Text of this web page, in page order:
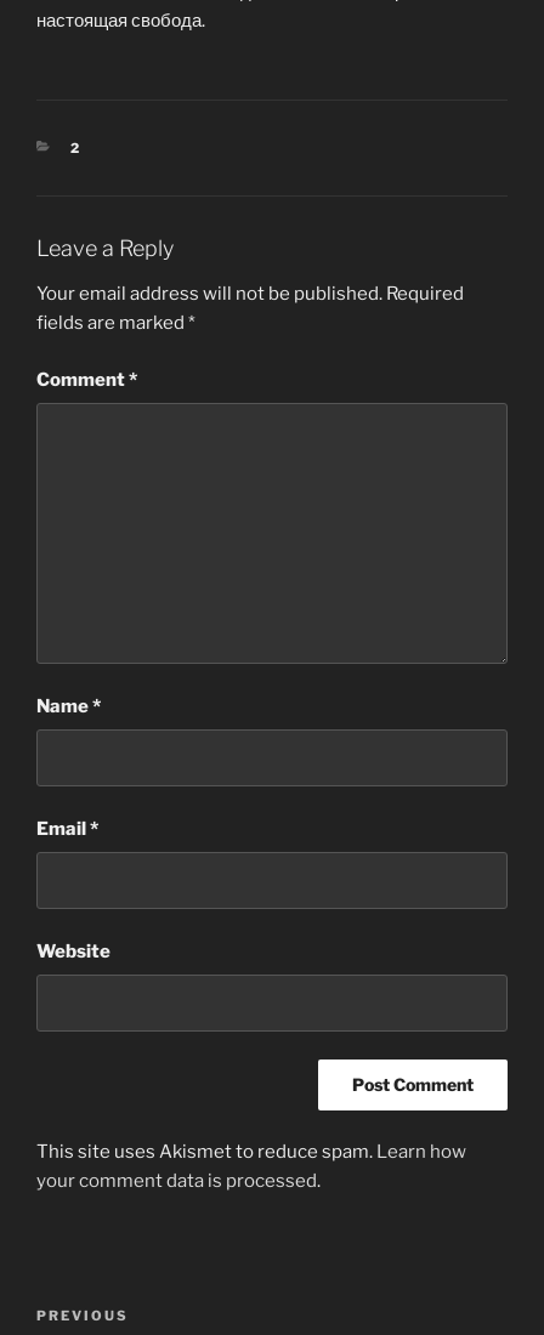
настоящая свобода.
CATEGORIES
2
Leave a Reply
Your email address will not be published. Required
fields are marked *
Comment*
Name*
Email*
Website
This site uses Akismet to reduce spam. Learn how
your comment data is processed.
Previous
PREVIOUS